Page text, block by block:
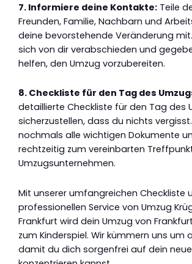
7. Informiere deine Kontakte: Teile
Freunden, Familie, Nachbarn und
deine bevorstehende Veränderung
sich von dir verabschieden und
helfen, den Umzug vorzubereiten.
8. Checkliste für den Tag des
detaillierte Checkliste für den Tag des
sicherzustellen, dass du nichts
nochmals alle wichtigen Dokumente
rechtzeitig zum vereinbarten
Umzugsunternehmen.
Mit unserer umfangreichen Checkliste
professionellen Service von Umzug
Frankfurt wird dein Umzug von
zum Kinderspiel. Wir kümmern uns um
damit du dich sorgenfrei auf dein